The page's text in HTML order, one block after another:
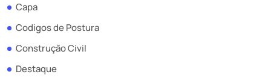
Capa
Codigos de Postura
Construção Civil
Destaque